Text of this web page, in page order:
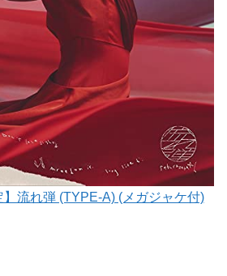
】流れ弾 (TYPE-A) (メガジャケ付)